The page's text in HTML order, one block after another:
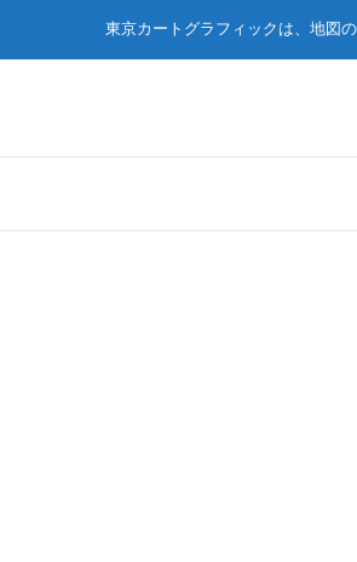
東京カートグラフィックは、地図